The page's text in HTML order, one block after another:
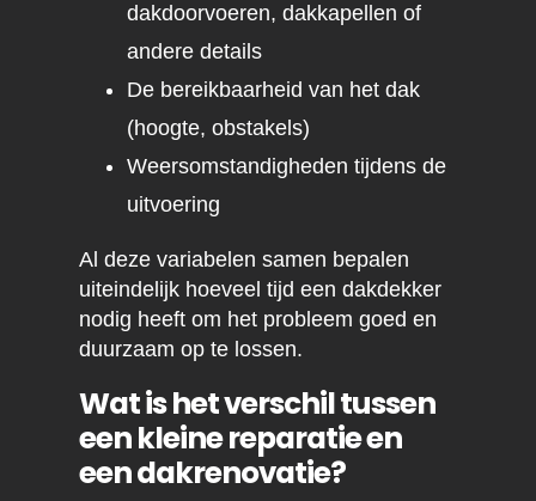
dakdoorvoeren, dakkapellen of
andere details
De bereikbaarheid van het dak
(hoogte, obstakels)
Weersomstandigheden tijdens de
uitvoering
Al deze variabelen samen bepalen
uiteindelijk hoeveel tijd een dakdekker
nodig heeft om het probleem goed en
duurzaam op te lossen.
Wat is het verschil tussen
een kleine reparatie en
een dakrenovatie?